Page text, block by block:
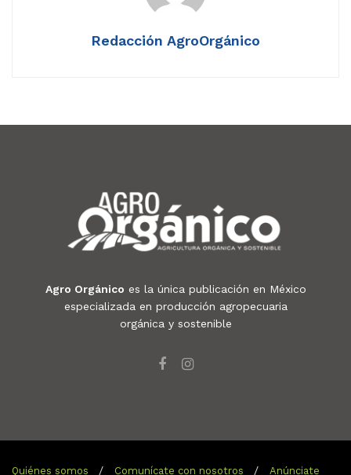
Redacción AgroOrgánico
Agro Orgánico es la única publicación en México
especializada en producción agropecuaria
orgánica y sostenible
Quiénes somos Comunícate con nosotros Anúnciate